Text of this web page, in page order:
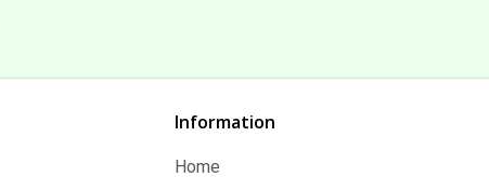
Information
Home